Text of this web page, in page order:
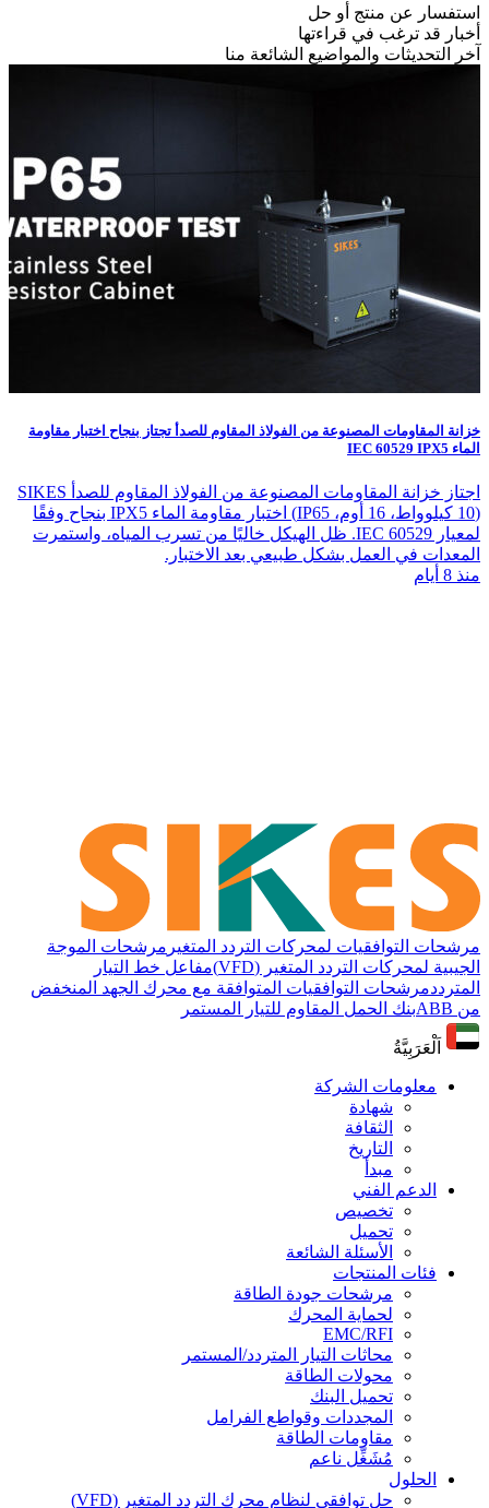
استفسار عن منتج أو حل
أخبار قد ترغب في قراءتها
آخر التحديثات والمواضيع الشائعة منا
خزانة المقاومات المصنوعة من الفولاذ المقاوم للصدأ تجتاز بنجاح اختبار مقاومة
الماء IEC 60529 IPX5
اجتاز خزانة المقاومات المصنوعة من الفولاذ المقاوم للصدأ SIKES
(10 كيلوواط، 16 أوم، IP65) اختبار مقاومة الماء IPX5 بنجاح وفقًا
لمعيار IEC 60529. ظل الهيكل خاليًا من تسرب المياه، واستمرت
المعدات في العمل بشكل طبيعي بعد الاختبار.
منذ 8 أيام
مرشحات التوافقيات لمحركات التردد المتغير مرشحات الموجة
الجيبية لمحركات التردد المتغير (VFD)
مفاعل خط التيار
المترددمرشحات التوافقيات المتوافقة مع محرك الجهد المنخفض
من ABB
بنك الحمل المقاوم للتيار المستمر
اَلْعَرَبِيَّةُ
معلومات الشركة
شهادة
الثقافة
التاريخ
مبدأ
الدعم الفني
تخصيص
تحميل
الأسئلة الشائعة
فئات المنتجات
مرشحات جودة الطاقة
لحماية المحرك
EMC/RFI
محاثات التيار المتردد/المستمر
محولات الطاقة
تحميل البنك
المجددات وقواطع الفرامل
مقاومات الطاقة
مُشَغِّل ناعم
الحلول
حل توافقي لنظام محرك التردد المتغير (VFD)